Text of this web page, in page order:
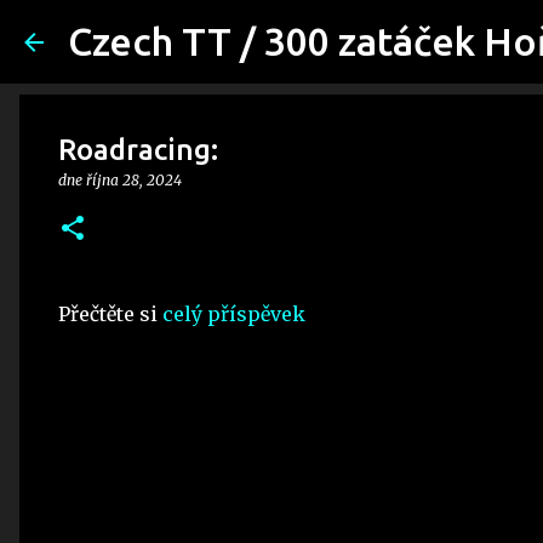
Czech TT / 300 zatáček
Roadracing:
dne října 28, 2024
Přečtěte si celý příspěvek